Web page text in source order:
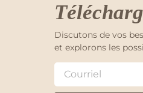
Discutons de vos
et explorons les